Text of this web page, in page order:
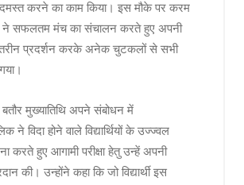
करने का काम किया। इस मौके पर करम
ने सफलतम मंच का संचालन करते हुए अपनी
प्रदर्शन करके अनेक चुटकलों से सभी
मुख्यातिथि अपने संबोधन में
ने विदा होने वाले विद्यार्थियों के उज्ज्वल
करते हुए आगामी परीक्षा हेतु उन्हें अपनी
की। उन्होंने कहा कि जो विद्यार्थी इस